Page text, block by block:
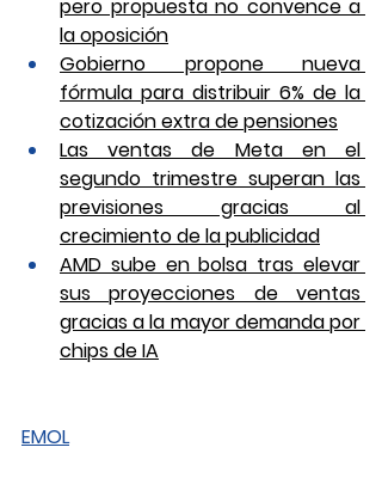
pero propuesta no convence a
la oposición
Gobierno propone nueva
fórmula para distribuir 6% de la
cotización extra de pensiones
Las ventas de Meta en el
segundo trimestre superan las
previsiones gracias al
crecimiento de la publicidad
AMD sube en bolsa tras elevar
sus proyecciones de ventas
gracias a la mayor demanda por
chips de IA
EMOL